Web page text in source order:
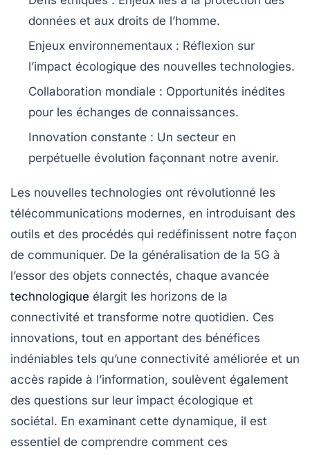
données et aux droits de l’homme.
Enjeux environnementaux : Réflexion sur
l’impact écologique des nouvelles technologies.
Collaboration mondiale : Opportunités inédites
pour les échanges de connaissances.
Innovation constante : Un secteur en
perpétuelle évolution façonnant notre avenir.
Les nouvelles technologies ont révolutionné les
télécommunications modernes, en introduisant des
outils et des procédés qui redéfinissent notre façon
de communiquer. De la généralisation de la 5G à
l’essor des objets connectés, chaque avancée
technologique élargit les horizons de la
connectivité et transforme notre quotidien. Ces
innovations, tout en apportant des bénéfices
indéniables tels qu’une connectivité améliorée et un
accès rapide à l’information, soulèvent également
des questions sur leur impact écologique et
sociétal. En examinant cette dynamique, il est
essentiel de comprendre comment ces